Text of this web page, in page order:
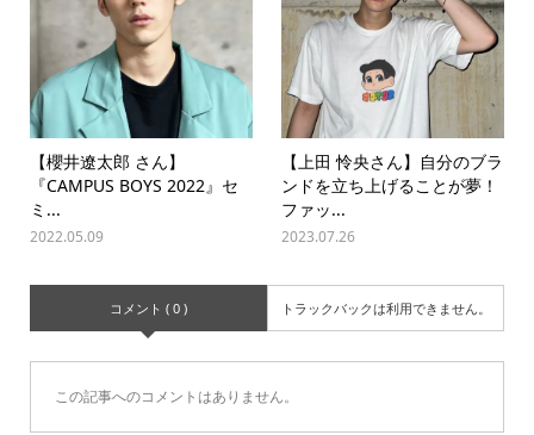
【櫻井遼太郎 さん】
『CAMPUS BOYS 2022』セ
ミ...
2022.05.09
【上田 怜央さん】自分のブラ
ンドを立ち上げることが夢！
ファッ...
2023.07.26
コメント ( 0 ) トラックバックは利用できません。
この記事へのコメントはありません。